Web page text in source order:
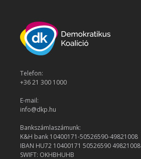
Telefon:
+36 21 300 1000
E-mail:
info@dkp.hu
Bankszámlaszámunk:
K&H bank 10400171-50526590-49821008
IBAN HU72 10400171 50526590 49821008
SWIFT: OKHBHUHB